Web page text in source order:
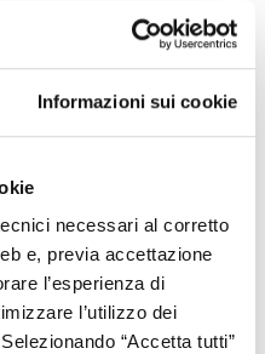
Informazioni sui cookie
necessari al corretto
e, previa accettazione
l’esperienza di
l’utilizzo dei
“Accetta tutti”
e privati che intendono
o alloggiper
allacreazione di 60.000
per il conseguimento
state pubblicate le
raggruppate anche per